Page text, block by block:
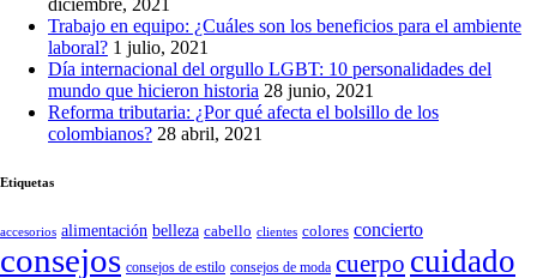
diciembre, 2021
Trabajo en equipo: ¿Cuáles son los beneficios para el ambiente
laboral? 1 julio, 2021
Día internacional del orgullo LGBT: 10 personalidades del
mundo que hicieron historia 28 junio, 2021
Reforma tributaria: ¿Por qué afecta el bolsillo de los
colombianos? 28 abril, 2021
Etiquetas
accesorios alimentación belleza cabello clientes colores concierto
consejos consejos de estilo consejos de moda cuerpo cuidado